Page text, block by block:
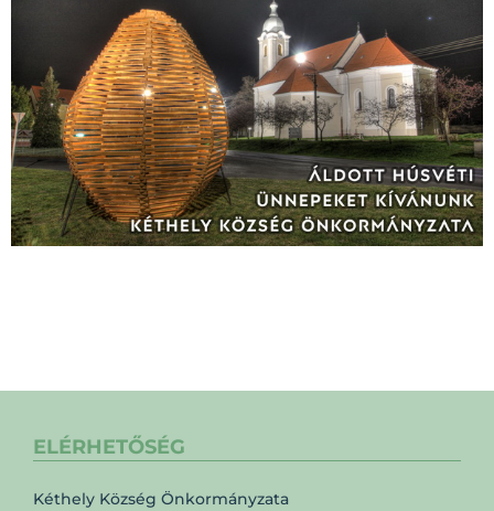
ELÉRHETŐSÉG
Kéthely Község Önkormányzata